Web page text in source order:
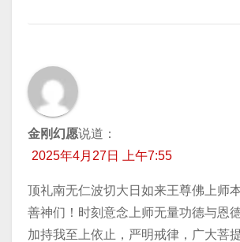
金刚幻愿说道：
2025年4月27日 上午7:55
顶礼南无仁波切大日如来王尊佛上师
善神们！时刻意念上师无量功德与恩
加持我至上依止，严明戒律，广大菩